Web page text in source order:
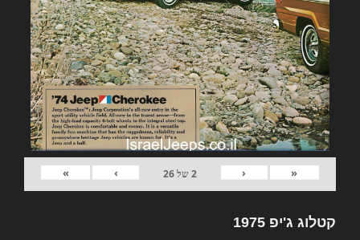
«
‹
2של26
›
»
קטלוג ג'יפ 1975